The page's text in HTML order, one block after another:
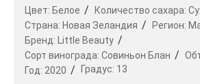
Цвет: Белое Количество сахара:
Страна: Новая Зеландия Регион:
Бренд:
Little Beauty
Сорт винограда: Совиньон Блан
Год: 2020 Градус: 13